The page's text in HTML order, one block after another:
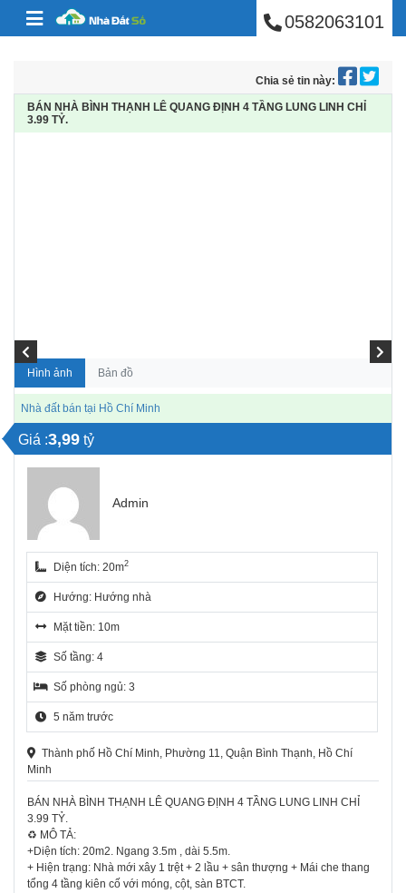
Skip to content BÁN NHÀ PHÚ0582063101
Chia sẻ tin này:
BÁN NHÀ BÌNH THẠNH LÊ QUANG ĐỊNH 4 TẦNG LUNG LINH CHỈ
3.99 TỶ.
Hình ảnh Bản đồ
Nhà đất bán tại Hồ Chí Minh
Giá :3,99 tỷ
Admin
Diện tích: 20m2
Hướng: Hướng nhà
Mặt tiền: 10m
Số tầng: 4
Số phòng ngủ: 3
5 năm trước
Thành phố Hồ Chí Minh, Phường 11, Quận Bình Thạnh, Hồ Chí
Minh
BÁN NHÀ BÌNH THẠNH LÊ QUANG ĐỊNH 4 TẦNG LUNG LINH CHỈ
3.99 TỶ.
♻ MÔ TẢ:
+Diện tích: 20m2. Ngang 3.5m , dài 5.5m.
+ Hiện trạng: Nhà mới xây 1 trệt + 2 lầu + sân thượng + Mái che thang
tổng 4 tầng kiên cố với móng, cột, sàn BTCT.